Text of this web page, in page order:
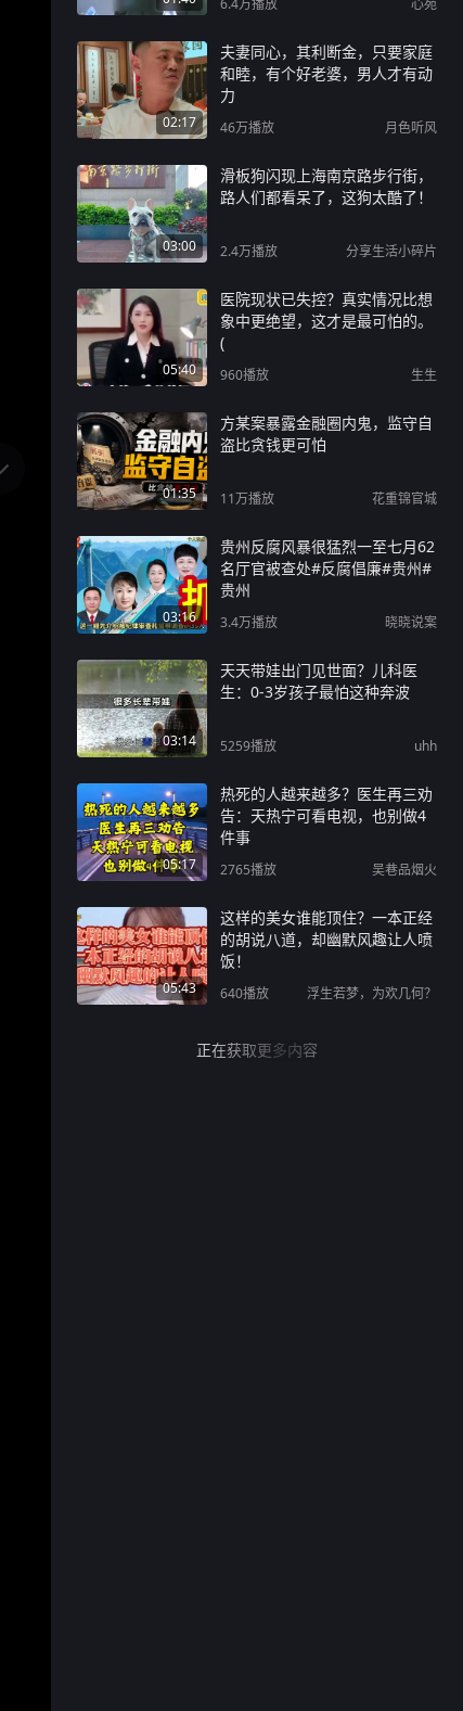
6.4万播放 心苑
02:17
夫妻同心，其利断金，只要家庭
和睦，有个好老婆，男人才有动
力
46万播放 月色听风
03:00
滑板狗闪现上海南京路步行街，
路人们都看呆了，这狗太酷了！
2.4万播放 分享生活小碎片
05:40
医院现状已失控？真实情况比想
象中更绝望，这才是最可怕的。
(
960播放 生生
01:35
方某案暴露金融圈内鬼，监守自
盗比贪钱更可怕
11万播放 花重锦官城
03:16
贵州反腐风暴很猛烈一至七月62
名厅官被查处#反腐倡廉#贵州#
贵州
3.4万播放 晓晓说案
03:14
天天带娃出门见世面？儿科医
生：0-3岁孩子最怕这种奔波
5259播放 uhh
05:17
热死的人越来越多？医生再三劝
告：天热宁可看电视，也别做4
件事
2765播放 吴巷品烟火
05:43
这样的美女谁能顶住？一本正经
的胡说八道，却幽默风趣让人喷
饭！
640播放 浮生若梦，为欢几何？
正在获取更多内容